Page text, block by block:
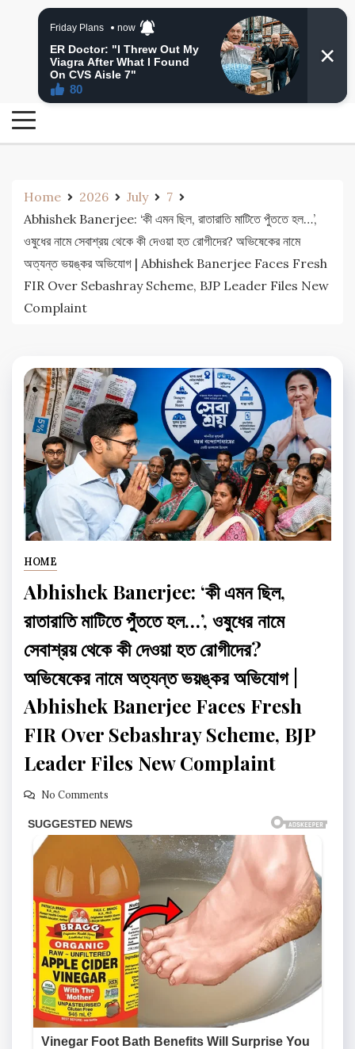
24 Ghanta Bangla News
24 Ghanta Bengali News
Home 2026 July
7
Abhishek Banerjee: ‘কী এমন ছিল, রাতারাতি মাটিতে পুঁততে হল…’,
ওষুধের নামে সেবাশ্রয় থেকে কী দেওয়া হত রোগীদের? অভিষেকের নামে
অত্যন্ত ভয়ঙ্কর অভিযোগ | Abhishek Banerjee Faces Fresh
FIR Over Sebashray Scheme, BJP Leader Files New
Complaint
HOME
Abhishek Banerjee: ‘কী এমন ছিল,
রাতারাতি মাটিতে পুঁততে হল…’, ওষুধের নামে
সেবাশ্রয় থেকে কী দেওয়া হত রোগীদের?
অভিষেকের নামে অত্যন্ত ভয়ঙ্কর অভিযোগ |
Abhishek Banerjee Faces Fresh
FIR Over Sebashray Scheme, BJP
Leader Files New Complaint
No Comments